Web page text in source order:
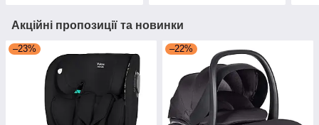
Акційні пропозиції та новинки
–23% –22%